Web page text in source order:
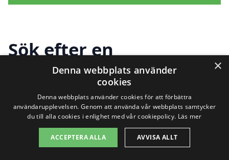
Sök efter en
professionell för
takläggning i andra
städer nära Hätte
×
Denna webbplats använder
cookies
Denna webbplats använder cookies för att förbättra
användarupplevelsen. Genom att använda vår webbplats samtycker
du till alla cookies i enlighet med vår cookiepolicy. Läs mer
ACCEPTERA ALLA AVVISA ALLT